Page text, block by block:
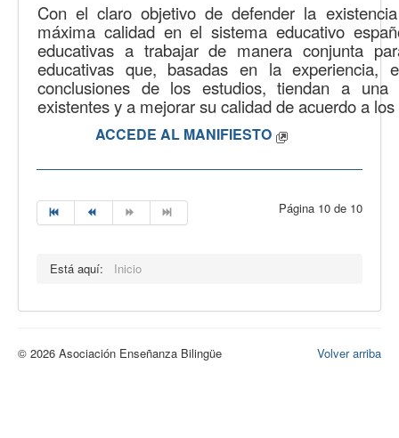
Con el claro objetivo de defender la
máxima calidad en el sistema educativo
educativas a trabajar de manera conjunta
educativas que, basadas en la
conclusiones de los estudios, tiendan a una
existentes y a mejorar su calidad de acuerdo a
ACCEDE AL MANIFIESTO
Página 10 de 10
Está aquí: Inicio
Volver arriba
© 2026 Asociación Enseñanza Bilingüe